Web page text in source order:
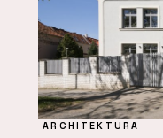
ARCHITEKTURA